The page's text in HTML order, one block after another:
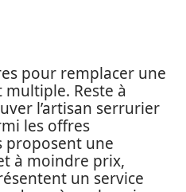
pour remplacer une
Reste à
l’artisan serrurier
les offres
proposent une
à moindre prix,
un service